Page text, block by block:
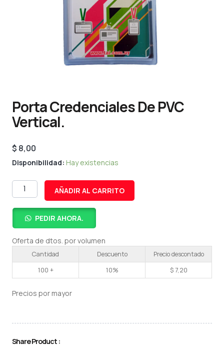
Porta Credenciales De PVC
Vertical.
$ 8,00
Disponibilidad: Hay existencias
Porta
de
PVC
cantidad
AÑADIR AL CARRITO
PEDIR AHORA.
Oferta de dtos. por volumen
Cantidad Descuento
Precio descontado
100 +
10% $7,20
Precios por mayor
Share Product :